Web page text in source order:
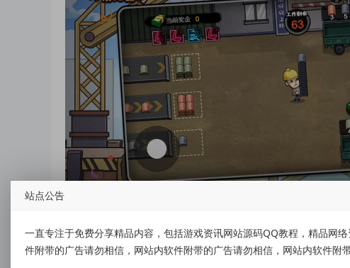
点击下载 备用下载
站点公告
一直专注于免费分享精品内容，包括游戏资讯网站源码QQ教程，精品网
件附带的广告请勿相信，网站内软件附带的广告请勿相信，网站内软件附